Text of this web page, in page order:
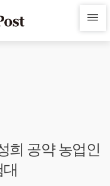
희 공약 농업인